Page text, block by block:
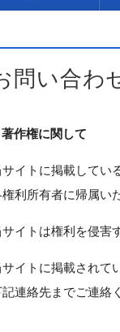
問い合わ
著作権に関して
サイトに掲載してい
利所有者に帰属い
サイトは権利を侵害
サイトに掲載されて
連絡先までご連絡